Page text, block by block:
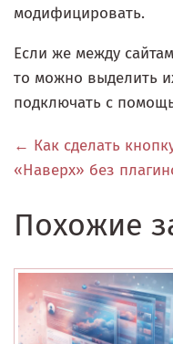
модифицировать.
Если же между
то можно выделить
подключать с
← Как сделать
«Наверх» без
Похожие